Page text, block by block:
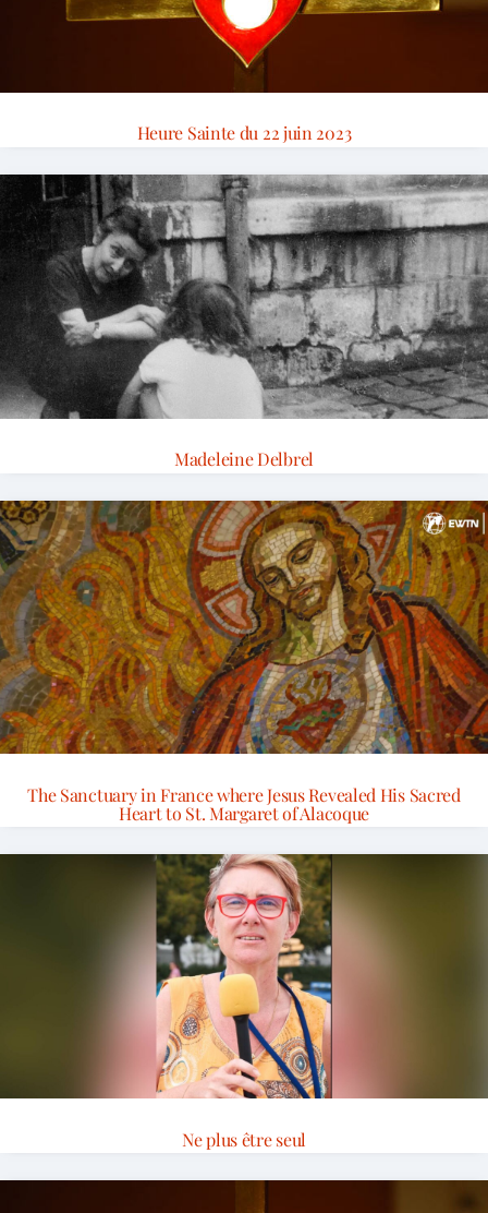
Heure Sainte du 22 juin 2023
Madeleine Delbrel
The Sanctuary in France where Jesus Revealed His Sacred
Heart to St. Margaret of Alacoque
Ne plus être seul